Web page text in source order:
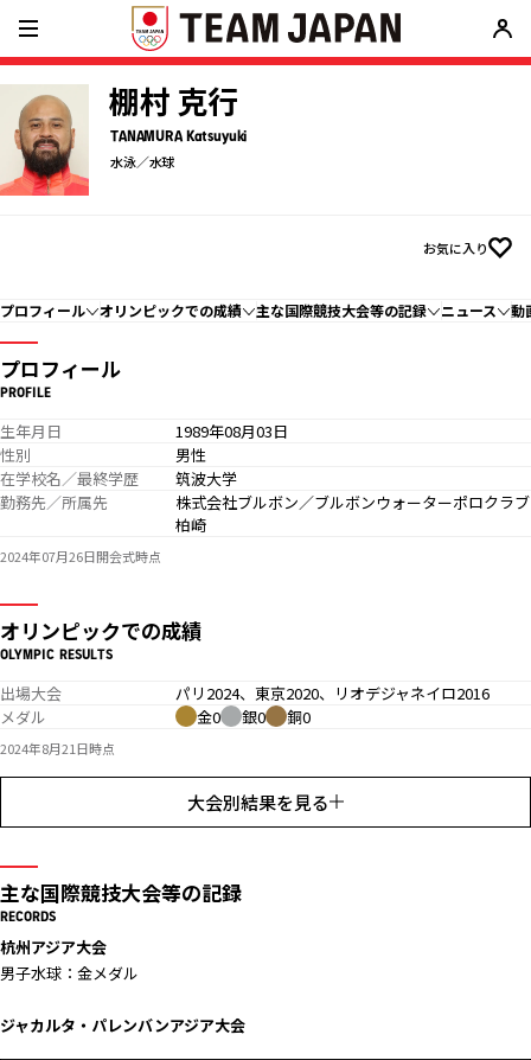
棚村 克行
TANAMURA Katsuyuki
水泳／水球
お気に入り
プロフィール オリンピックでの成績 主な国際競技大会等の記録 ニュース 動
プロフィール
PROFILE
生年月日
1989年08月03日
性別
男性
在学校名／最終学歴
筑波大学
勤務先／所属先
株式会社ブルボン／ブルボンウォーターポロクラブ
柏崎
2024年07月26日開会式時点
オリンピックでの成績
OLYMPIC RESULTS
出場大会
パリ2024、東京2020、リオデジャネイロ2016
メダル
金0 銀0 銅0
2024年8月21日時点
大会別結果を見る
主な国際競技大会等の記録
RECORDS
杭州アジア大会
男子水球：金メダル
ジャカルタ・パレンバンアジア大会